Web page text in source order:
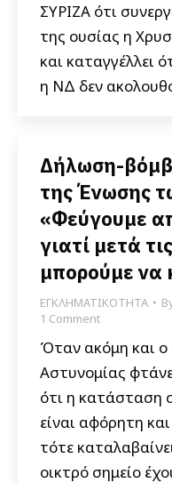
ΣΥΡΙΖΑ ότι
της ουσίας η
και καταγγέλλει
η ΝΔ δεν
Δήλωση-
της Ένωσης
«Φεύγουμε
γιατί μετά
μπορούμε να
ΕΓΚΛΗΜΑΤΙΚΟΤΗΤΑ
1 Comment
Όταν ακόμη και
Αστυνομίας
ότι η κατάσταση
είναι αφόρητη
τότε
οικτρό σημείο